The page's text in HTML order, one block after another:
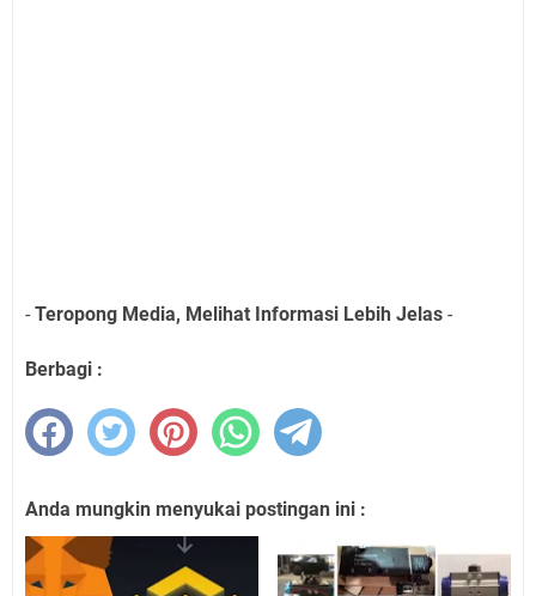
- Teropong Media, Melihat Informasi Lebih Jelas -
Berbagi :
Anda mungkin menyukai postingan ini :